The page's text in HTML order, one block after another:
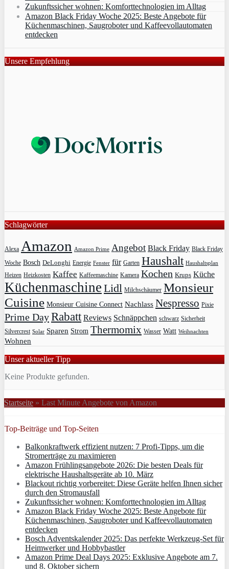
Zukunftssicher wohnen: Komforttechnologien im Alltag
Amazon Black Friday Woche 2025: Beste Angebote für
Küchenmaschinen, Saugroboter und Kaffeevollautomaten
entdecken
Unsere Empfehlung
Schlagwörter
Alexa Amazon Amazon Prime Angebot Black Friday Black Friday
Woche Bosch DeLonghi Energie Fenster für Garten Haushalt Haushaltsplan
Heizen Heizkosten Kaffee Kaffeemaschine Kamera Kochen Krups Küche
Küchenmaschine Lidl Milchschäumer Monsieur
Cuisine Monsieur Cuisine Connect Nachlass Nespresso Pixie
Prime DayRabatt Reviews Schnäppchen schwarz Sicherheit
Silvercrest Solar Sparen Strom Thermomix Wasser Watt Weihnachten
Wohnen
Unser aktueller Tipp
Keine Produkte gefunden.
Startseite » Last Minute Angebote von Amazon
Top-Beiträge und Top-Seiten
Balkonkraftwerk effizient nutzen: 7 Profi-Tipps, um die
Stromerträge zu maximieren
Amazon Frühlingsangebote 2026: Die besten Deals für
elektrische Haushaltsgeräte ab 10. März
Blackout richtig vorbereitet: Diese Geräte helfen Ihnen sicher
durch den Stromausfall
Zukunftssicher wohnen: Komforttechnologien im Alltag
Amazon Black Friday Woche 2025: Beste Angebote für
Küchenmaschinen, Saugroboter und Kaffeevollautomaten
entdecken
Bosch Adventskalender 2025: Das perfekte Werkzeug-Set für
Heimwerker und Hobbybastler
Amazon Prime Deal Days 2025: Exklusive Angebote am 7.
und 8. Oktober sichern